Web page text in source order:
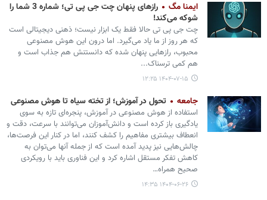
ایمنا مگ
رازهای پنهان چت جی پی تی؛ شماره 3 شما را
شوکه می‌کند!
چت جی پی تی حالا فقط یک ابزار نیست؛ ذهنی دیجیتالی است
که هر روز از ما یاد می‌گیرد. اما درون این هوش مصنوعی
محبوب، رازهایی پنهان شده که دانستنش هم جذاب است و
هم کمی ترسناک...
۱۴۰۴-۰۷-۱۵ ۱۲:۲۵
جامعه تحول در آموزش؛ از تخته سیاه تا هوش مصنوعی
استفاده از هوش مصنوعی در آموزش، پنجره‌ای تازه به سوی
یادگیری باز کرده است و دانش‌آموزان می‌توانند با سرعت، دقت و
انعطاف بیشتری مفاهیم را کشف کنند، اما در کنار این فرصت‌ها،
چالش‌هایی نیز پدید آمده است که از جمله آنها می‌توان به
کاهش تفکر مستقل اشاره کرد و این فناوری باید با رویکردی
صحیح همراه…
۱۴۰۴-۰۶-۲۶ ۱۴:۳۵